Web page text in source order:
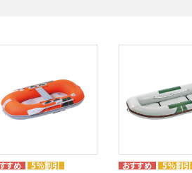
マリンスポーツ・マリンギア
船具十一屋
株式会社ノボル電機製作所
メーカー一覧
5%割引 5%割引